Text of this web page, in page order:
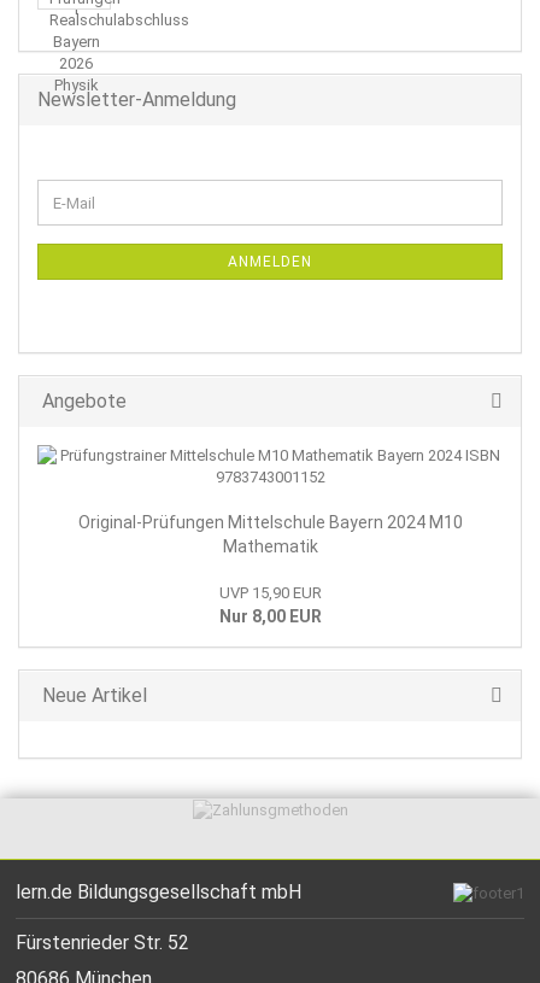
Newsletter-Anmeldung
ZUR
E-
Mail
ANMELDEN
Angebote
Original-Prüfungen Mittelschule Bayern 2024 M10
Mathematik
UVP 15,90 EUR
Nur 8,00 EUR
Neue Artikel
lern.de Bildungsgesellschaft mbH
Fürstenrieder Str. 52